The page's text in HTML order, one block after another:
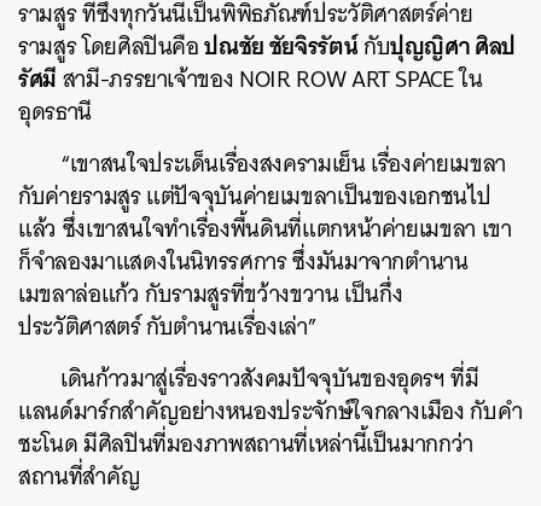
รามสูร ที่ซึ่งทุกวันนี้เป็นพิพิธภัณฑ์ประวัติศาสตร์ค่าย
รามสูร โดยศิลปินคือปณชัย ชัยจิรรัตน์กับปุญญิศา ศิลป
รัศมีสามี-ภรรยาเจ้าของ NOIR ROW ART SPACE ใน
อุดรธานี
“เขาสนใจประเด็นเรื่องสงครามเย็น เรื่องค่ายเมขลา
กับค่ายรามสูร แต่ปัจจุบันค่ายเมขลาเป็นของเอกชนไป
แล้ว ซึ่งเขาสนใจทำเรื่องพื้นดินที่แตกหน้าค่ายเมขลา เขา
ก็จำลองมาแสดงในนิทรรศการ ซึ่งมันมาจากตำนาน
เมขลาล่อแก้ว กับรามสูรที่ขว้างขวาน เป็นกึ่ง
ประวัติศาสตร์ กับตำนานเรื่องเล่า”
เดินก้าวมาสู่เรื่องราวสังคมปัจจุบันของอุดรฯ ที่มี
แลนด์มาร์กสำคัญอย่างหนองประจักษ์ใจกลางเมือง กับคำ
ชะโนด มีศิลปินที่มองภาพสถานที่เหล่านี้เป็นมากกว่า
สถานที่สำคัญ